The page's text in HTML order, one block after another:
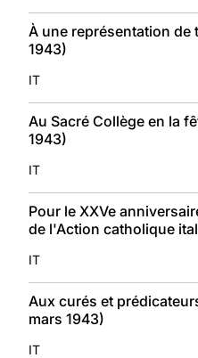
À une représentation de
1943)
IT
Au Sacré Collège en la
1943)
IT
Pour le XXVe
de l'Action catholique
IT
Aux curés et
mars 1943)
IT